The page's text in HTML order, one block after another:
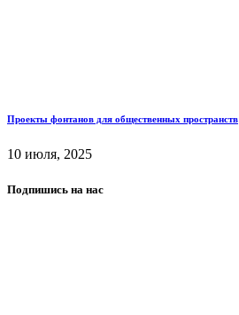
Проекты фонтанов для общественных пространств
10 июля, 2025
Подпишись на нас